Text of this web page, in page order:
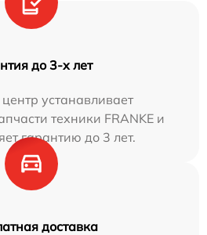
до 3-х лет
устанавливает
техники FRANKE и
гарантию до 3 лет.
доставка